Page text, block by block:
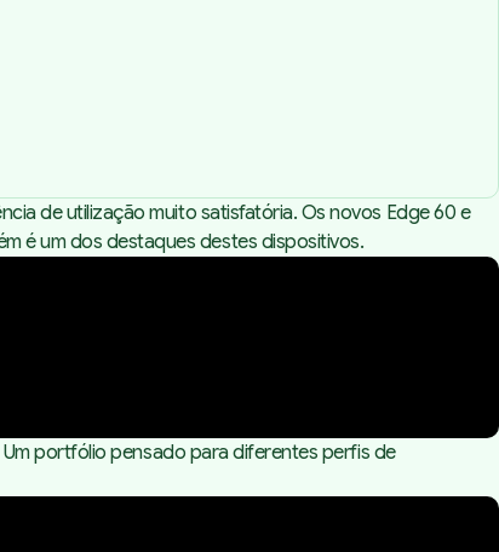
de utilização muito satisfatória. Os novos Edge 60 e
é um dos destaques destes dispositivos.
portfólio pensado para diferentes perfis de